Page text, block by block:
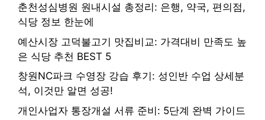
춘천성심병원 원내시설 총정리: 은행, 약국, 편의점,
식당 정보 한눈에
예산시장 고덕불고기 맛집비교: 가격대비 만족도 높
은 식당 추천 BEST 5
창원NC파크 수영장 강습 후기: 성인반 수업 상세분
석, 이것만 알면 성공!
개인사업자 통장개설 서류 준비: 5단계 완벽 가이드